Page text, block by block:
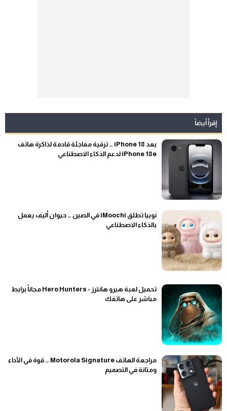
إقرأ أيضاً
بعد iPhone 18 … ترقية مفاجئة قادمة لذاكرة هاتف
iPhone 18e لدعم الذكاء الاصطناعي
نوبيا تطلق iMoochi في الصين … حيوان أليف يعمل
بالذكاء الاصطناعي
تحميل لعبة هيرو هانترز - Hero Hunters مجاناً برابط
مباشر على هاتفك
مراجعة الهاتف Motorola Signature … قوة في الأداء
ومتانة في التصميم